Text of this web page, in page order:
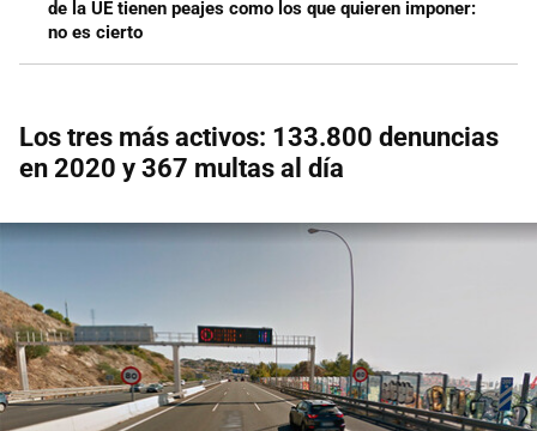
de la UE tienen peajes como los que quieren imponer:
no es cierto
Los tres más activos: 133.800 denuncias
en 2020 y 367 multas al día